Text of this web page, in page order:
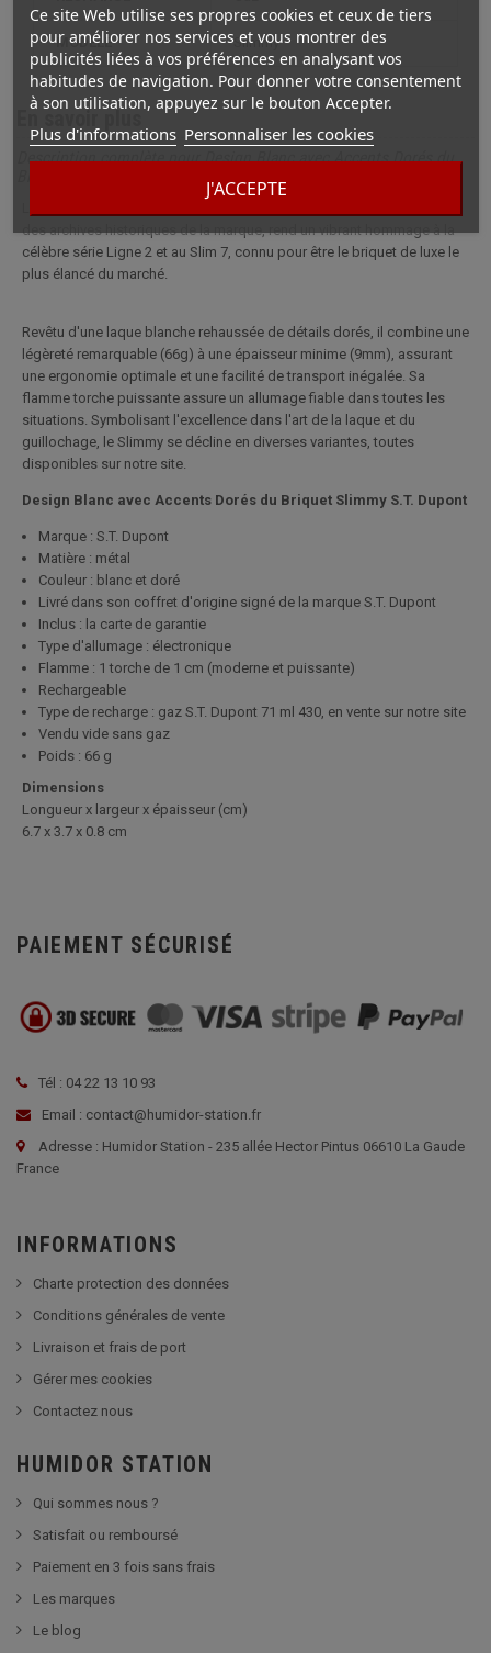
Ce site Web utilise ses propres cookies et ceux de tiers
pour améliorer nos services et vous montrer des
publicités liées à vos préférences en analysant vos
habitudes de navigation. Pour donner votre consentement
à son utilisation, appuyez sur le bouton Accepter.
Plus d'informations Personnaliser les cookies
J'ACCEPTE
MODÈLE slimmy
Description complète pour Design Blanc avec Accents Dorés du
des archives historiques de la marque, rend un vibrant hommage à la
célèbre série Ligne 2 et au Slim 7, connu pour être le briquet de luxe le
plus élancé du marché.
Revêtu d'une laque blanche rehaussée de détails dorés, il combine une
légèreté remarquable (66g) à une épaisseur minime (9mm), assurant
une ergonomie optimale et une facilité de transport inégalée. Sa
flamme torche puissante assure un allumage fiable dans toutes les
situations. Symbolisant l'excellence dans l'art de la laque et du
guillochage, le Slimmy se décline en diverses variantes, toutes
disponibles sur notre site.
Design Blanc avec Accents Dorés du Briquet Slimmy S.T. Dupont
Marque : S.T. Dupont
Matière : métal
Couleur : blanc et doré
Livré dans son coffret d'origine signé de la marque S.T. Dupont
Inclus : la carte de garantie
Type d'allumage : électronique
Flamme : 1 torche de 1 cm (moderne et puissante)
Rechargeable
Type de recharge : gaz S.T. Dupont 71 ml 430, en vente sur notre site
Vendu vide sans gaz
Poids : 66 g
Dimensions
Longueur x largeur x épaisseur (cm)
6.7 x 3.7 x 0.8 cm
PAIEMENT SÉCURISÉ
Tél : 04 22 13 10 93
Email : contact@humidor-station.fr
Adresse : Humidor Station - 235 allée Hector Pintus 06610 La Gaude
France
INFORMATIONS
Charte protection des données
Conditions générales de vente
Livraison et frais de port
Gérer mes cookies
Contactez nous
HUMIDOR STATION
Qui sommes nous ?
Satisfait ou remboursé
Paiement en 3 fois sans frais
Les marques
Le blog